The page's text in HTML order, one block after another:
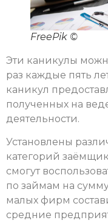
FreePik ©
Эти каникулы
раз каждые пять
каникул
полученных на
деятельности.
Установлены
категорий
смогут
по займам на
малых фирм
средние